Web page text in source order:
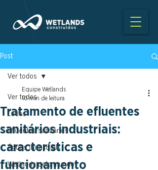
Post
Ver todos
Lodos
Efluentes sanitários
Águas Industriais
Wetlands pelo mundo
Ver todos
Tratamento de efluentes
sanitários industriais:
características e
funcionamento
Equipe Wetlands
10 min de leitura